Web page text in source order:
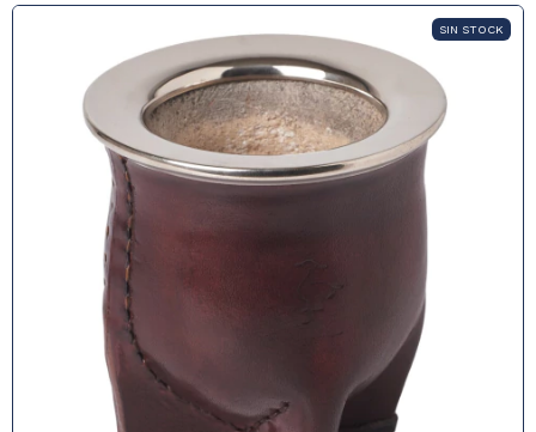
SIN STOCK